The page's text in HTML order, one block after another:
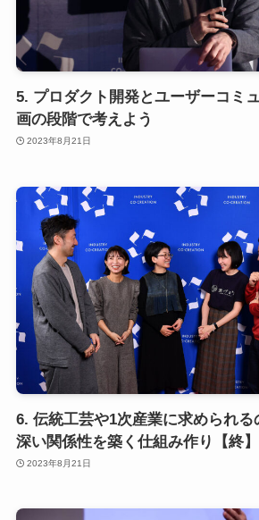
5. プロダクト開発とユーザーコミ
画の段階で考えよう
2023年8月21日
6. 伝統工芸や1次産業に求められる
深い関係性を築く仕組み作り【終】
2023年8月21日